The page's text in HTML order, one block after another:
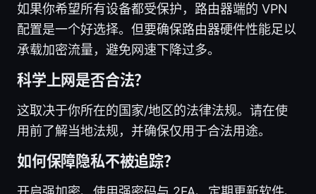
如果你希望所有设备都受保护，路由器端的 VPN
配置是一个好选择。但要确保路由器硬件性能足以
承载加密流量，避免网速下降过多。
科学上网是否合法？
这取决于你所在的国家/地区的法律法规。请在使
用前了解当地法规，并确保仅用于合法用途。
如何保障隐私不被追踪？